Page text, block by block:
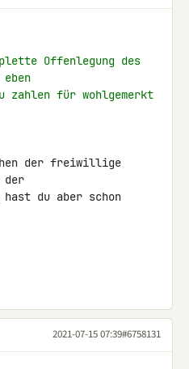
Offenlegung des
zahlen für wohlgemerkt
der freiwillige
der
hast du aber schon
2021-07-15 07:39#6758131